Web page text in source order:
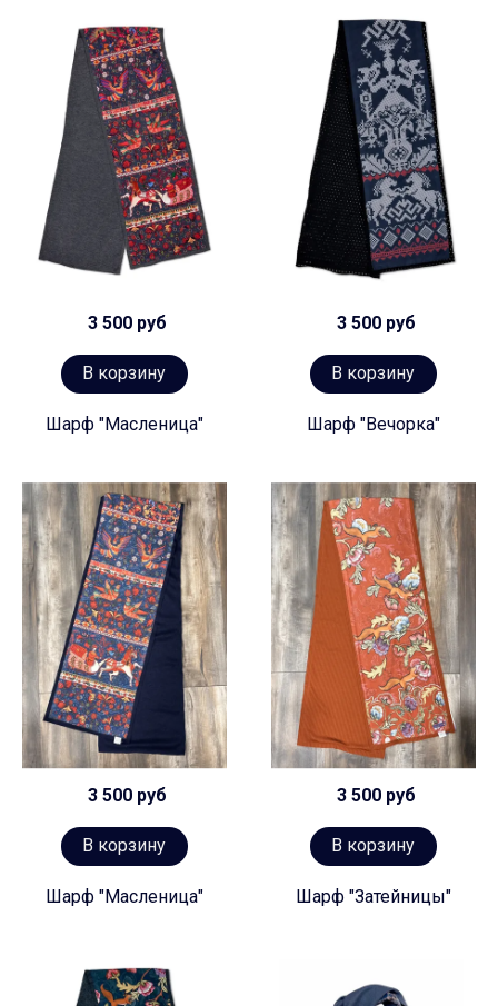
3 500 руб
В корзину
Шарф "Масленица"
3 500 руб
В корзину
Шарф "Вечорка"
3 500 руб
В корзину
Шарф "Масленица"
3 500 руб
В корзину
Шарф "Затейницы"